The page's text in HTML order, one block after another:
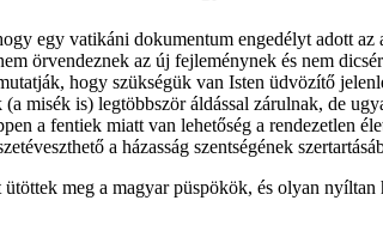
egy vatikáni dokumentum engedélyt adott
örvendeznek az új fejleménynek és nem
hogy szükségük van Isten üdvözítő
misék is) legtöbbször áldással zárulnak, de
a fentiek miatt van lehetőség a rendezetlen
a házasság szentségének
meg a magyar püspökök, és olyan